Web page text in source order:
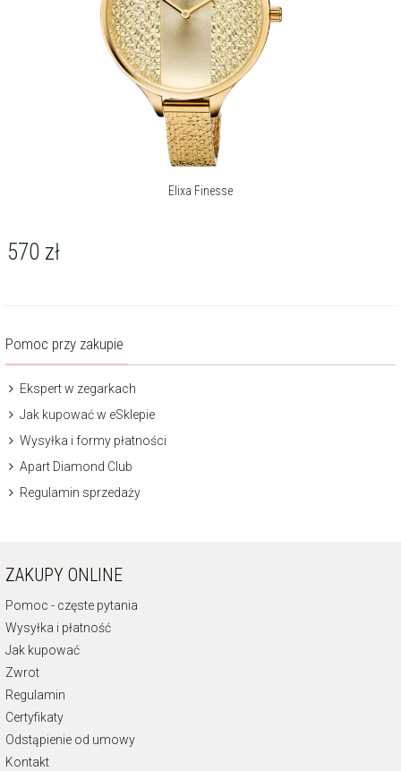
Elixa Finesse
570 zł
Pomoc przy zakupie
Ekspert w zegarkach
Jak kupować w eSklepie
Wysyłka i formy płatności
Apart Diamond Club
Regulamin sprzedaży
ZAKUPY ONLINE
Pomoc - częste pytania
Wysyłka i płatność
Jak kupować
Zwrot
Regulamin
Certyfikaty
Odstąpienie od umowy
Kontakt